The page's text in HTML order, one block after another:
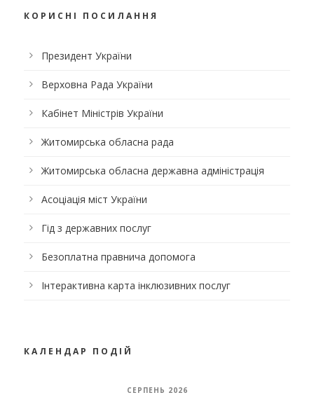
КОРИСНІ ПОСИЛАННЯ
Президент України
Верховна Рада України
Кабінет Міністрів України
Житомирська обласна рада
Житомирська обласна державна адміністрація
Асоціація міст України
Гід з державних послуг
Безоплатна правнича допомога
Інтерактивна карта інклюзивних послуг
КАЛЕНДАР ПОДІЙ
СЕРПЕНЬ 2026